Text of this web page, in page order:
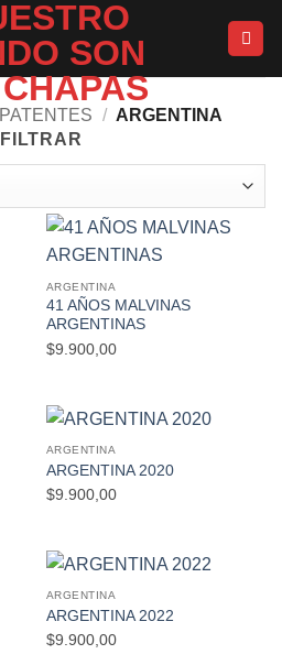
PATENTES / ARGENTINA
FILTRAR
ARGENTINA
41 AÑOS MALVINAS
ARGENTINAS
$9.900,00
ARGENTINA
ARGENTINA 2020
$9.900,00
ARGENTINA
ARGENTINA 2022
$9.900,00